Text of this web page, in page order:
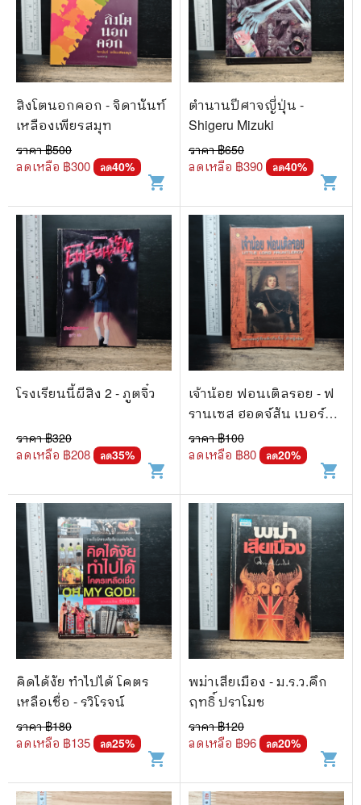
สิงโตนอกคอก - จิดานันท์
เหลืองเพียรสมุท
ราคา ฿500
ลดเหลือ ฿300 ลด40%
shopping_cart
ตำนานปีศาจญี่ปุ่น -
Shigeru Mizuki
ราคา ฿650
ลดเหลือ ฿390 ลด40%
shopping_cart
โรงเรียนนี้ผีสิง 2 - ภูตจิ๋ว
ราคา ฿320
ลดเหลือ ฿208 ลด35%
shopping_cart
เจ้าน้อย ฟอนเติลรอย - ฟ
รานเซส ฮอดจ์สัน เบอร์
เนตต์
ราคา ฿100
ลดเหลือ ฿80 ลด20%
shopping_cart
คิดได้งัย ทำไปได้ โคตร
เหลือเชื่อ - รวิโรจน์
ราคา ฿180
ลดเหลือ ฿135 ลด25%
shopping_cart
พม่าเสียเมือง - ม.ร.ว.คึก
ฤทธิ์ ปราโมช
ราคา ฿120
ลดเหลือ ฿96 ลด20%
shopping_cart